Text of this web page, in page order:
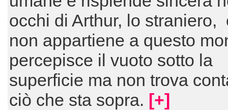
occhi di Arthur, lo straniero,
non appartiene a questo
percepisce il vuoto sotto la
superficie ma non trova
ciò che sta sopra. [+]